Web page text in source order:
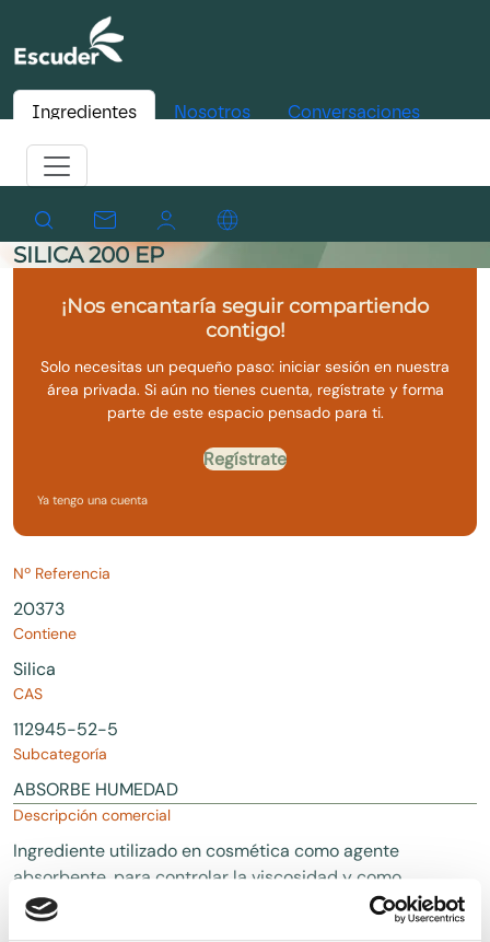
Ingredientes Nosotros Conversaciones
SILICA 200 EP
¡Nos encantaría seguir compartiendo
contigo!
Solo necesitas un pequeño paso: iniciar sesión en nuestra
área privada. Si aún no tienes cuenta, regístrate y forma
parte de este espacio pensado para ti.
Regístrate
Ya tengo una cuenta
Nº Referencia
20373
Contiene
Silica
CAS
112945-52-5
Subcategoría
ABSORBE HUMEDAD
Descripción comercial
Ingrediente utilizado en cosmética como agente
absorbente, para controlar la viscosidad y como
antiaglomerante, ayudando a mejorar la textura de
los productos.